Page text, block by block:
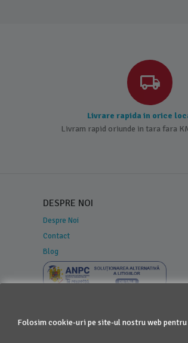
Livrare rapida in orice
Livram rapid oriunde in tara fara
DESPRE NOI
Despre Noi
Contact
Blog
Folosim cookie-uri pe site-ul nostru web